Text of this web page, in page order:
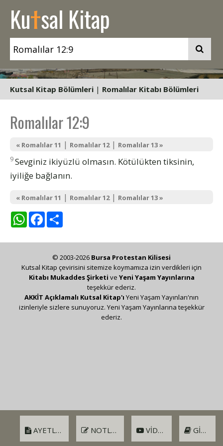
Kutsal Kitap
Kutsal Kitap Bölümleri | Romalılar Kitabı Bölümleri
Romalılar 12:9
« Romalılar 11 | Romalılar 12| Romalılar 13 »
9Sevginiz ikiyüzlü olmasın. Kötülükten tiksinin,
iyiliğe bağlanın.
« Romalılar 11 | Romalılar 12| Romalılar 13 »
WhatsAppFacebook
AYETLER NOTLAR VIDEO GIRIŞ
© 2003-2026 Bursa Protestan Kilisesi
Kutsal Kitap çevirisini sitemize koymamıza izin verdikleri için
Kitabı Mukaddes Şirketi ve Yeni Yaşam Yayınlarına
teşekkür ederiz.
AKKİT Açıklamalı Kutsal Kitap'ı Yeni Yaşam Yayınları'nın
izinleriyle sizlere sunuyoruz. Yeni Yaşam Yayınlarına teşekkür
ederiz.